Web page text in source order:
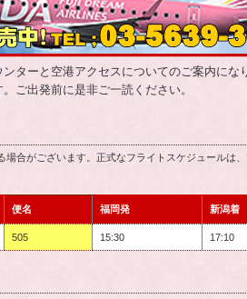
ターと空港アクセスについてのご案内にな
ご出発前に是非ご一読ください。
合がございます。正式なフライトスケジュールは
便名 福岡発 新潟着
505 15:30 17:10